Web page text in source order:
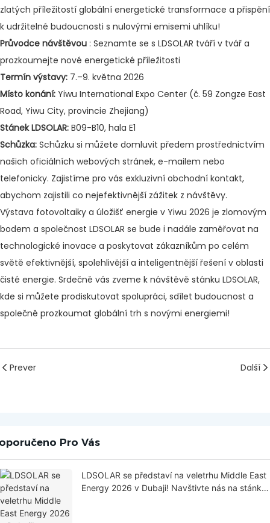
zlatých příležitostí globální energetické transformace a přispění
k udržitelné budoucnosti s nulovými emisemi uhlíku!
Průvodce návštěvou : Seznamte se s LDSOLAR tváří v tvář a
prozkoumejte nové energetické příležitosti
Termín výstavy: 7.–9. května 2026
Místo konání: Yiwu International Expo Center (č. 59 Zongze East
Road, Yiwu City, provincie Zhejiang)
Stánek LDSOLAR: B09-B10, hala E1
Schůzka: Schůzku si můžete domluvit předem prostřednictvím
našich oficiálních webových stránek, e-mailem nebo
telefonicky. Zajistíme pro vás exkluzivní obchodní kontakt,
abychom zajistili co nejefektivnější zážitek z návštěvy.
Výstava fotovoltaiky a úložišť energie v Yiwu 2026 je zlomovým
bodem a společnost LDSOLAR se bude i nadále zaměřovat na
technologické inovace a poskytovat zákazníkům po celém
světě efektivnější, spolehlivější a inteligentnější řešení v oblasti
čisté energie. Srdečně vás zveme k návštěvě stánku LDSOLAR,
kde si můžete prodiskutovat spolupráci, sdílet budoucnost a
společně prozkoumat globální trh s novými energiemi!
Prever Další
Pro Vás
LDSOLAR se představí na veletrhu Middle East
Energy 2026 v Dubaji! Navštivte nás na stánku